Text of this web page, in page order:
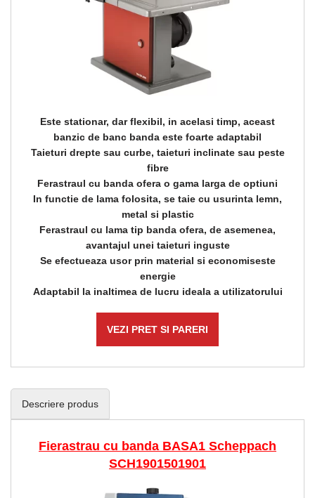
Este stationar, dar flexibil, in acelasi timp, aceast
banzic de banc banda este foarte adaptabil
Taieturi drepte sau curbe, taieturi inclinate sau peste
fibre
Ferastraul cu banda ofera o gama larga de optiuni
In functie de lama folosita, se taie cu usurinta lemn,
metal si plastic
Ferastraul cu lama tip banda ofera, de asemenea,
avantajul unei taieturi inguste
Se efectueaza usor prin material si economiseste
energie
Adaptabil la inaltimea de lucru ideala a utilizatorului
VEZI PRET SI PARERI
Descriere produs
Fierastrau cu banda BASA1 Scheppach
SCH1901501901